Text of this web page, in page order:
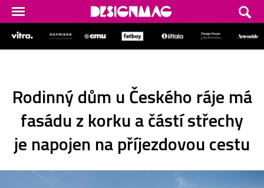
Rodinný dům u Českého ráje má
fasádu z korku a částí střechy
je napojen na příjezdovou cestu